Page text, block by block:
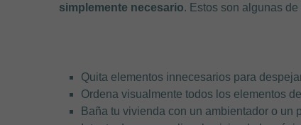
simplemente necesario. Estos son algunas
Quita elementos innecesarios para
Ordena visualmente todos los elementos
Baña tu vivienda con un ambientador o un